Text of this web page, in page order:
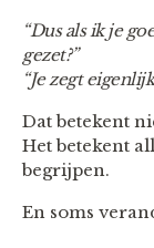
“Dus als ik je
gezet?”
“Je zegt
Dat betekent
Het betekent
begrijpen.
En soms